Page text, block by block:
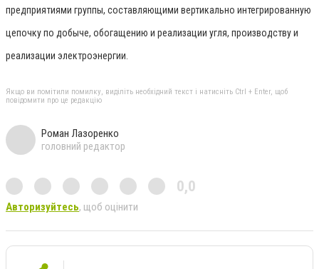
предприятиями группы, составляющими вертикально интегрированную
цепочку по добыче, обогащению и реализации угля, производству и
реализации электроэнергии.
Якщо ви помітили помилку, виділіть необхідний текст і натисніть Ctrl + Enter, щоб
повідомити про це редакцію
Роман Лазоренко
головний редактор
0,0
Авторизуйтесь, щоб оцінити